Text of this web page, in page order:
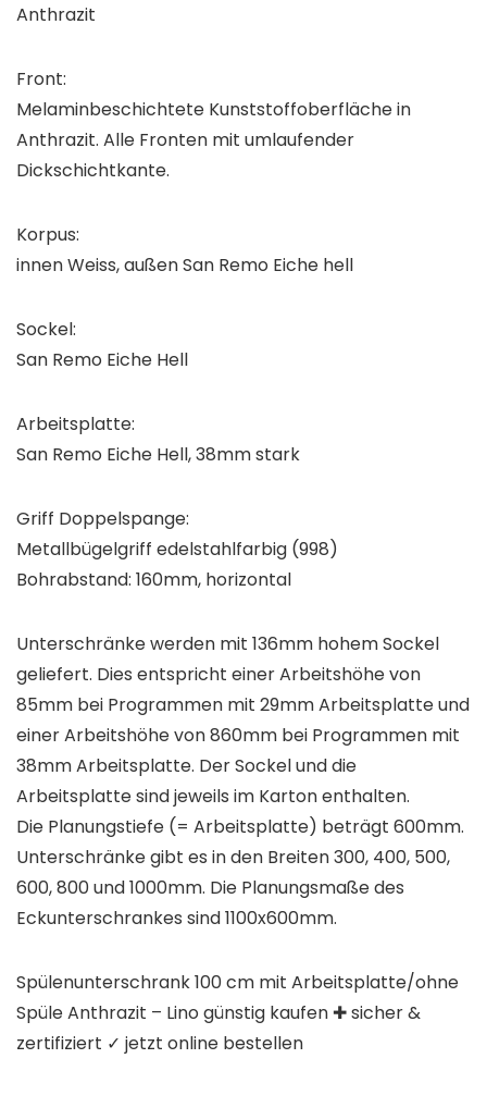
Anthrazit
Front:
Melaminbeschichtete Kunststoffoberfläche in
Anthrazit. Alle Fronten mit umlaufender
Dickschichtkante.
Korpus:
innen Weiss, außen San Remo Eiche hell
Sockel:
San Remo Eiche Hell
Arbeitsplatte:
San Remo Eiche Hell, 38mm stark
Griff Doppelspange:
Metallbügelgriff edelstahlfarbig (998)
Bohrabstand: 160mm, horizontal
Unterschränke werden mit 136mm hohem Sockel
geliefert. Dies entspricht einer Arbeitshöhe von
85mm bei Programmen mit 29mm Arbeitsplatte und
einer Arbeitshöhe von 860mm bei Programmen mit
38mm Arbeitsplatte. Der Sockel und die
Arbeitsplatte sind jeweils im Karton enthalten.
Die Planungstiefe (= Arbeitsplatte) beträgt 600mm.
Unterschränke gibt es in den Breiten 300, 400, 500,
600, 800 und 1000mm. Die Planungsmaße des
Eckunterschrankes sind 1100x600mm.
Spülenunterschrank 100 cm mit Arbeitsplatte/ohne
Spüle Anthrazit – Lino günstig kaufen ✚ sicher &
zertifiziert ✓ jetzt online bestellen